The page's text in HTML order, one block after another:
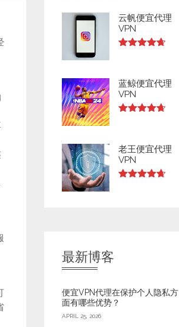
云帆便宜代理
VPN
蓝鲸便宜代理
VPN
老王便宜代理
VPN
最新博客
便宜VPN代理在保护个人隐私方
面有哪些优势？
APRIL 25, 2026